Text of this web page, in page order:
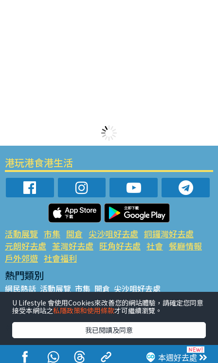
本週好去處
港玩港食港生活
活動展覽 市集 開倉 尖沙咀好去處 銅鑼灣好去處
元朗好去處 荃灣好去處 旺角好去處 社會 餐廳情報
戶外郊遊 社會福利
熱門類別
網民熱話 活動展覽 市集 開倉 尖沙咀好去處
銅鑼灣好去處 元朗好去處 荃灣好去處 旺角好去處 社會
餐廳情報 戶外郊遊
熱門標籤
#UGO搵好去處 #人氣活動推介 #美食社群熱話
#親子玩樂好去處
#ULifestyle應用程式
#限時搶
U Lifestyle 會使用Cookies來改善您的網站體驗，請確定您同意
接受本網站之私隱政策和使用條款才可繼續瀏覽。
我已閱讀及同意